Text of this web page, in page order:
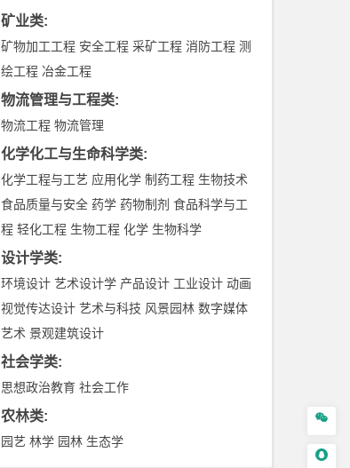
矿业类:
矿物加工工程 安全工程 采矿工程 消防工程 测
绘工程 冶金工程
物流管理与工程类:
物流工程 物流管理
化学化工与生命科学类:
化学工程与工艺 应用化学 制药工程 生物技术
食品质量与安全 药学 药物制剂 食品科学与工
程 轻化工程 生物工程 化学 生物科学
设计学类:
环境设计 艺术设计学 产品设计 工业设计 动画
视觉传达设计 艺术与科技 风景园林 数字媒体
艺术 景观建筑设计
社会学类:
思想政治教育 社会工作
农林类:
园艺 林学 园林 生态学

